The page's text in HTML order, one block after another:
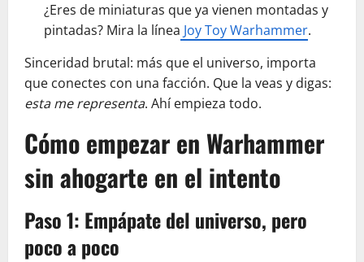
¿Eres de miniaturas que ya vienen montadas y
pintadas? Mira la línea Joy Toy Warhammer.
Sinceridad brutal: más que el universo, importa
que conectes con una facción. Que la veas y digas:
esta me representa. Ahí empieza todo.
Cómo empezar en Warhammer
sin ahogarte en el intento
Paso 1: Empápate del universo, pero
poco a poco